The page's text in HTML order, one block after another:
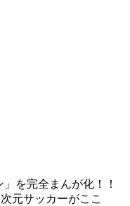
を完全まんが化！！
元サッカーがここ